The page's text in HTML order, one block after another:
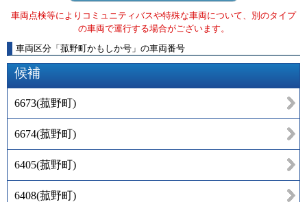
車両点検等によりコミュニティバスや特殊な車両について、別のタイプ
の車両で運行する場合がございます。
車両区分 「 菰野町かもしか号 」 の車両番号
候補
6673(菰野町)
6674(菰野町)
6405(菰野町)
6408(菰野町)